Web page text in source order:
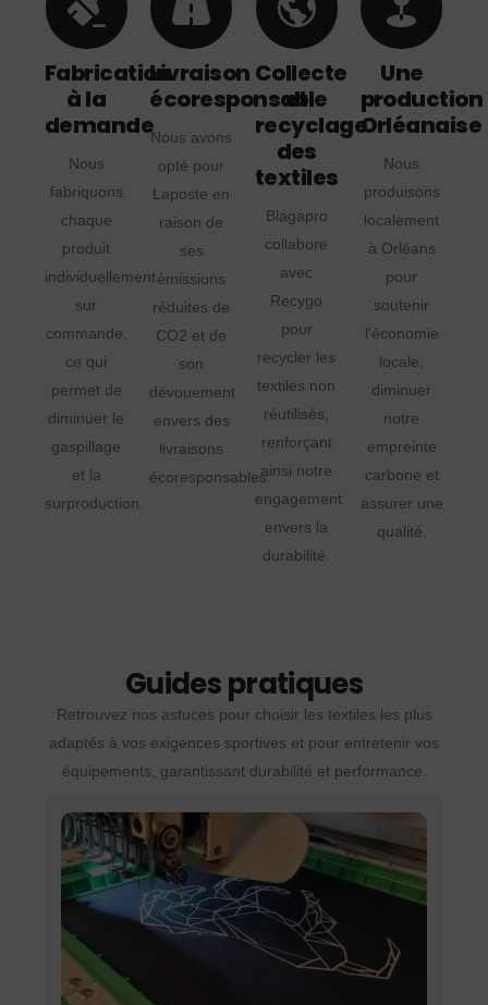
Fabrication
à la
demande
Nous
fabriquons
chaque
produit
individuellement
sur
commande,
ce qui
permet de
diminuer le
gaspillage
et la
surproduction.
Livraison
écoresponsable
Nous avons
opté pour
Laposte en
raison de
ses
émissions
réduites de
CO2 et de
son
dévouement
envers des
livraisons
écoresponsables.
Collecte
et
recyclage
des
textiles
Blagapro
collabore
avec
Recygo
pour
recycler les
textiles non
réutilisés,
renforçant
ainsi notre
engagement
envers la
durabilité.
Une
production
Orléanaise
Nous
produisons
localement
à Orléans
pour
soutenir
l'économie
locale,
diminuer
notre
empreinte
carbone et
assurer une
qualité.
Guides pratiques
Retrouvez nos astuces pour choisir les textiles les plus
adaptés à vos exigences sportives et pour entretenir vos
équipements, garantissant durabilité et performance.